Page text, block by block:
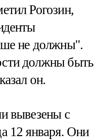
Рогозин,
не должны".
должны быть
он.
вывезены с
12 января. Они